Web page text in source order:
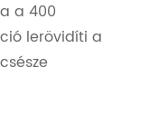
a 400
lerövidíti a